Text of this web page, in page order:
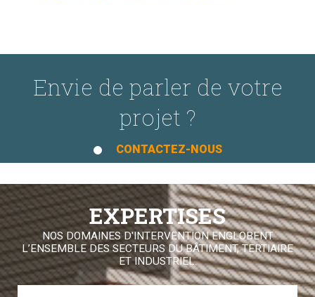
Envie de parler de votre
projet ?
CONTACTEZ-NOUS
EXPERTISES
NOS DOMAINES D'INTERVENTION ENGLOBENT
L’ENSEMBLE DES SECTEURS DU BÂTIMENT, TERTIAIRE
ET INDUSTRIEL.